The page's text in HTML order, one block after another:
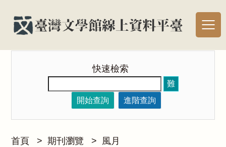
快速檢索
難
開始查詢
進階查詢
首頁 > 期刊瀏覽 > 風月